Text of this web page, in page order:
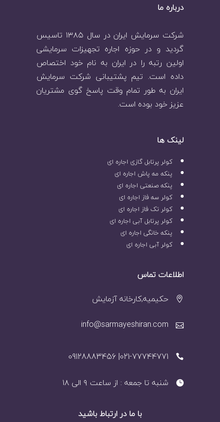
درباره ما
شرکت سرمایش ایران در سال ۱۳۸۵ تاسیس
گردید و در حوزه اجاره تجهیزات سرمایشی
اولین رتبه را در ایران به نام خود اختصاص
داده است. تیم پشتیبانی شرکت سرمایش
ایران به طور تمام وقت پاسخ گوی مشتریان
عزیز خود بوده است.
لینک ها
کولر پرتابل گازی اجاره ای
پنکه مه پاش اجاره ای
پنکه صنعتی اجاره ای
کولر سه فاز اجاره ای
کولر تک فاز اجاره ای
کولر پرتابل آبی اجاره ای
پنکه خانگی اجاره ای
کولر آبی اجاره ای
اطلاعات تماس
حکیمیه,کارخانه آزمایش
info@sarmayeshiran.com
021-77744771| 09128883456
شنبه تا جمعه : از ساعت ۹ الی ۱۸
با ما در ارتباط باشید